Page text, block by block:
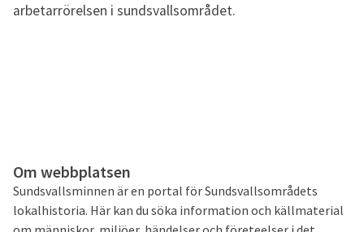
arbetarrörelsen i sundsvallsområdet.
Om webbplatsen
Sundsvallsminnen är en portal för Sundsvallsområdets
lokalhistoria. Här kan du söka information och källmaterial